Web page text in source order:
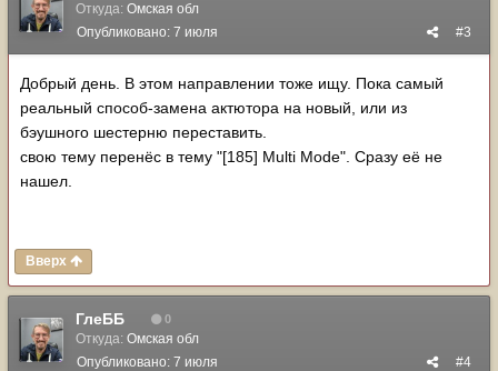
Откуда: Омская обл
#3
Опубликовано: 7 июля
Добрый день. В этом направлении тоже ищу. Пока самый
реальный способ-замена актютора на новый, или из
бэушного шестерню переставить.
свою тему перенёс в тему "[185] Multi Mode". Сразу её не
нашел.
Вверх
ГлеББ 0
Откуда: Омская обл
#4
Опубликовано: 7 июля